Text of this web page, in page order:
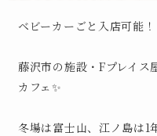
ベビーカーごと入店可能！
藤沢市の施設・Fプレイス
カフェ✨
冬場は富士山、江ノ島は1